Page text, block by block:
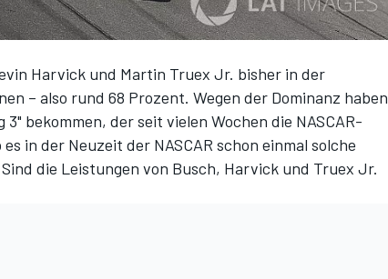
Harvick und Martin Truex Jr. bisher in der
– also rund 68 Prozent. Wegen der Dominanz haben
bekommen, der seit vielen Wochen die NASCAR-
in der Neuzeit der NASCAR schon einmal solche
die Leistungen von Busch, Harvick und Truex Jr.